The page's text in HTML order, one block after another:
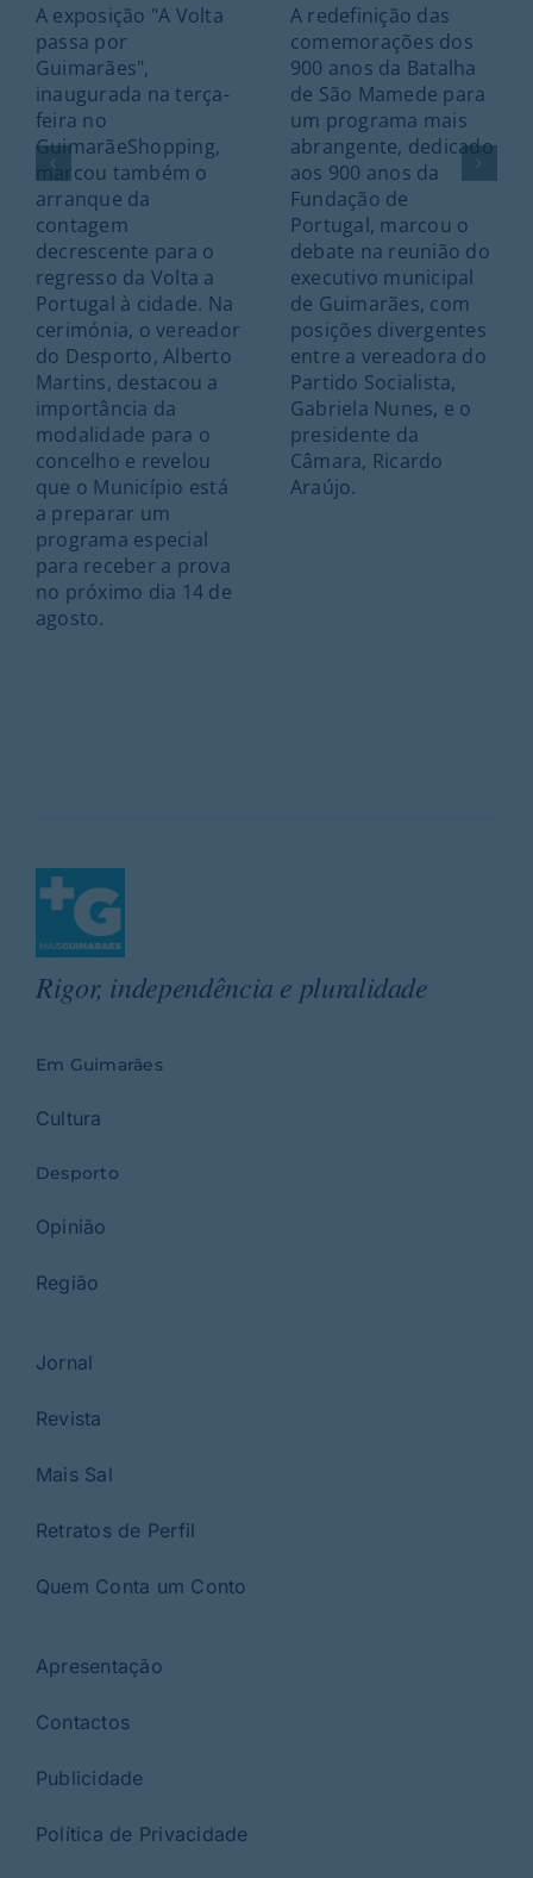
A exposição "A Volta
passa por
Guimarães",
inaugurada na terça-
feira no
GuimarãeShopping,
marcou também o
arranque da
contagem
decrescente para o
regresso da Volta a
Portugal à cidade. Na
cerimónia, o vereador
do Desporto, Alberto
Martins, destacou a
importância da
modalidade para o
concelho e revelou
que o Município está
a preparar um
programa especial
para receber a prova
no próximo dia 14 de
agosto.
A redefinição das
comemorações dos
900 anos da Batalha
de São Mamede para
um programa mais
abrangente, dedicado
aos 900 anos da
Fundação de
Portugal, marcou o
debate na reunião do
executivo municipal
de Guimarães, com
posições divergentes
entre a vereadora do
Partido Socialista,
Gabriela Nunes, e o
presidente da
Câmara, Ricardo
Araújo.
Rigor, independência e pluralidade
Em Guimarães
Cultura
Desporto
Opinião
Região
Jornal
Revista
Mais Sal
Retratos de Perfil
Quem Conta um Conto
Apresentação
Contactos
Publicidade
Política de Privacidade